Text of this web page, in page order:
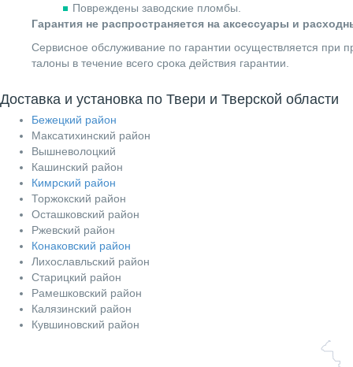
Повреждены заводские пломбы.
Гарантия не распространяется на аксессуары и
Сервисное обслуживание по гарантии осуществляется при
талоны в течение всего срока действия гарантии.
Доставка и установка по Твери и Тверской области
Бежецкий район
Максатихинский район
Вышневолоцкий
Кашинский район
Кимрский район
Торжокский район
Осташковский район
Ржевский район
Конаковский район
Лихославльский район
Старицкий район
Рамешковский район
Калязинский район
Кувшиновский район